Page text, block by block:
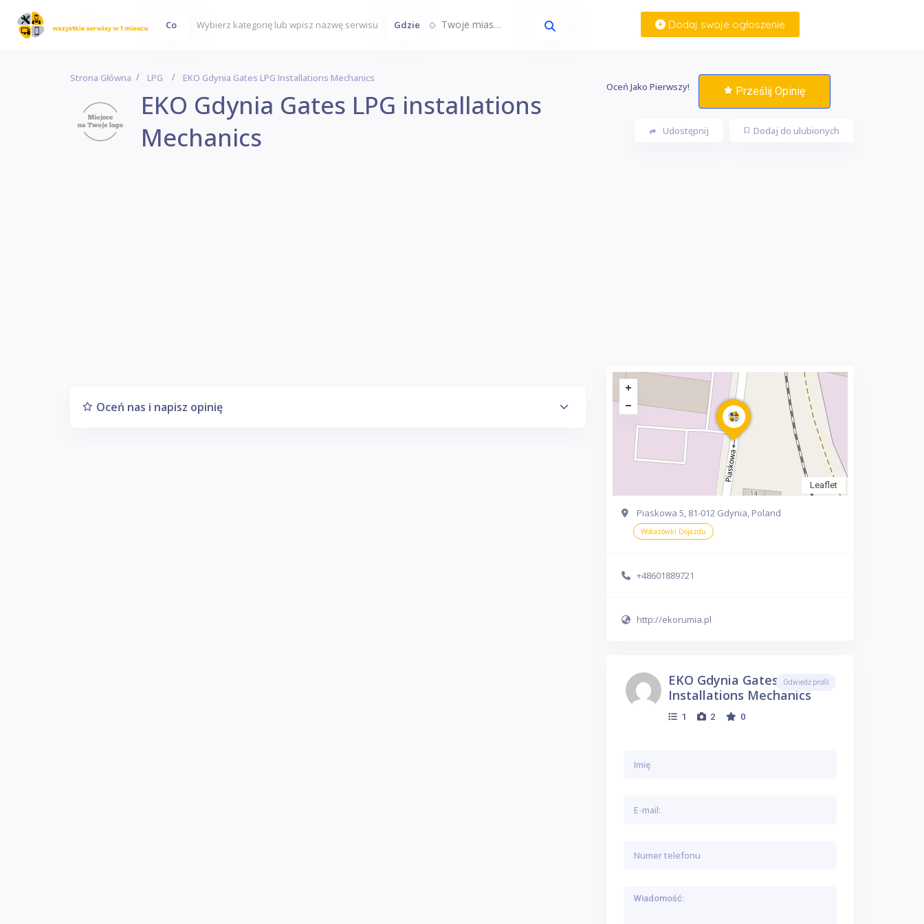
Co Gdzie Twoje miasto... Dodaj swoje ogłoszenie
Strona Główna LPG EKO Gdynia Gates LPG Installations Mechanics
EKO Gdynia Gates LPG installations
Mechanics
Oceń Jako Pierwszy! Prześlij Opinię
Dodaj do ulubionych
Udostępnij
Oceń nas i napisz opinię
Leaflet
Piaskowa 5, 81-012 Gdynia, Poland
Wskazówki Dojazdu
+48601889721
http://ekorumia.pl
EKO Gdynia Gates LPG
Installations Mechanics
1 2 0
Odwiedź profil